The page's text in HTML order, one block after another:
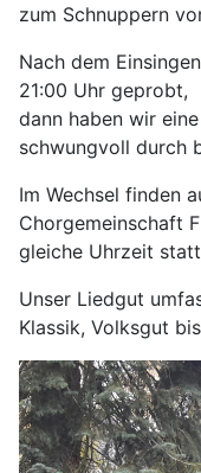
zum Schnuppern
Nach dem
21:00 Uhr geprobt,
dann haben wir
schwungvoll durch
Im Wechsel finden
Chorgemeinschaft
gleiche Uhrzeit
Unser Liedgut
Klassik, Volksgut